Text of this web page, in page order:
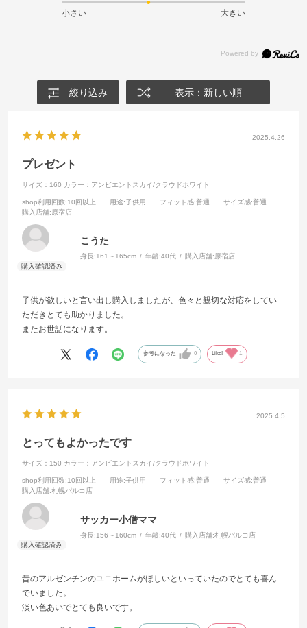
小さい 大きい
絞り込み 表示：新しい順
2025.4.26
プレゼント
サイズ：160 カラー：アンビエントスカイ/クラウドホワイト
shop利用回数:10回以上 用途:子供用 フィット感:普通 サイズ感:普通
購入店舗:原宿店
こうた
身長:161～165cm 年齢:40代 購入店舗:原宿店
子供が欲しいと言い出し購入しましたが、色々と親切な対応をしてい
ただきとても助かりました。
またお世話になります。
参考になった 0 Like! 1
2025.4.5
とってもよかったです
サイズ：150 カラー：アンビエントスカイ/クラウドホワイト
shop利用回数:10回以上 用途:子供用 フィット感:普通 サイズ感:普通
購入店舗:札幌パルコ店
サッカー小僧ママ
身長:156～160cm 年齢:40代 購入店舗:札幌パルコ店
昔のアルゼンチンのユニホームがほしいといっていたのでとても喜ん
でいました。
淡い色あいでとても良いです。